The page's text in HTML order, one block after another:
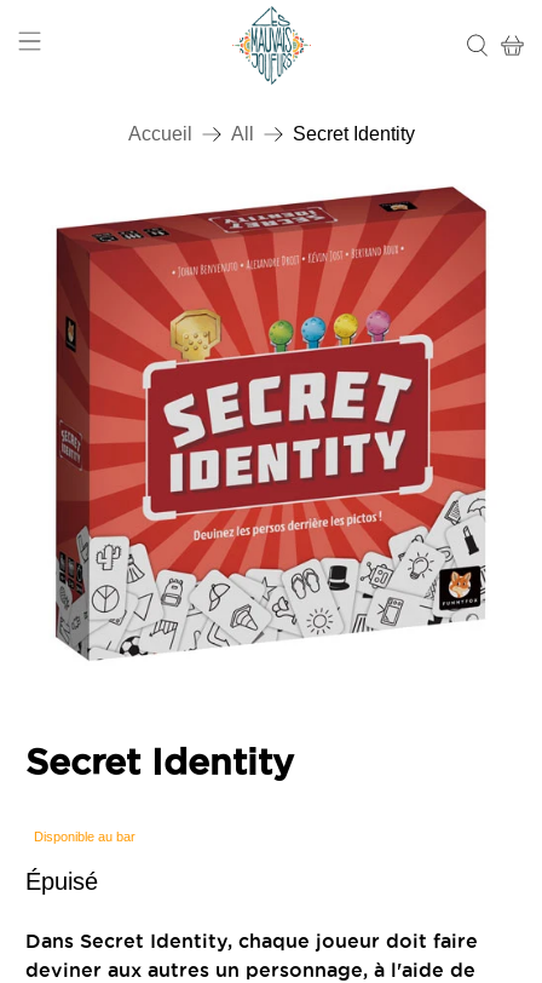
Accueil All Secret Identity
Secret Identity
Disponible au bar
Épuisé
Dans Secret Identity, chaque joueur doit faire
deviner aux autres un personnage, à l'aide de